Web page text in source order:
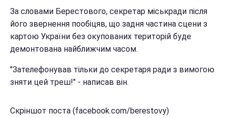
За словами Берестового, секретар міськради після
його звернення пообіцяв, що задня частина сцени з
картою України без окупованих територій буде
демонтована найближчим часом.
"Зателефонував тільки до секретаря ради з вимогою
зняти цей треш!" - написав він.
Скріншот поста (facebook.com/berestovy)